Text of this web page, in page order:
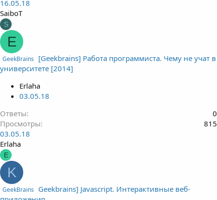
16.05.18
SaiboT
S
E
GeekBrains
[Geekbrains] Работа программиста. Чему не учат в
университете [2014]
Erlaha
03.05.18
Ответы
0
Просмотры
815
03.05.18
Erlaha
E
K
GeekBrains
Geekbrains] Javascript. Интерактивные веб-